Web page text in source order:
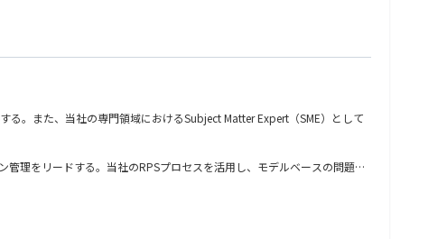
。また、当社の専門領域におけるSubject Matter Expert（SME）として
理をリードする。当社のRPSプロセスを活用し、モデルベースの問題解